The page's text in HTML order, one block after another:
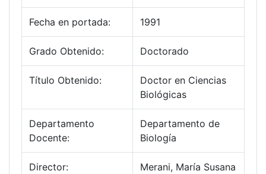
Fecha en portada: 1991
Grado Obtenido: Doctorado
Título Obtenido:
Doctor en Ciencias
Biológicas
Departamento
Docente:
Departamento de
Biología
Director: Merani, María Susana